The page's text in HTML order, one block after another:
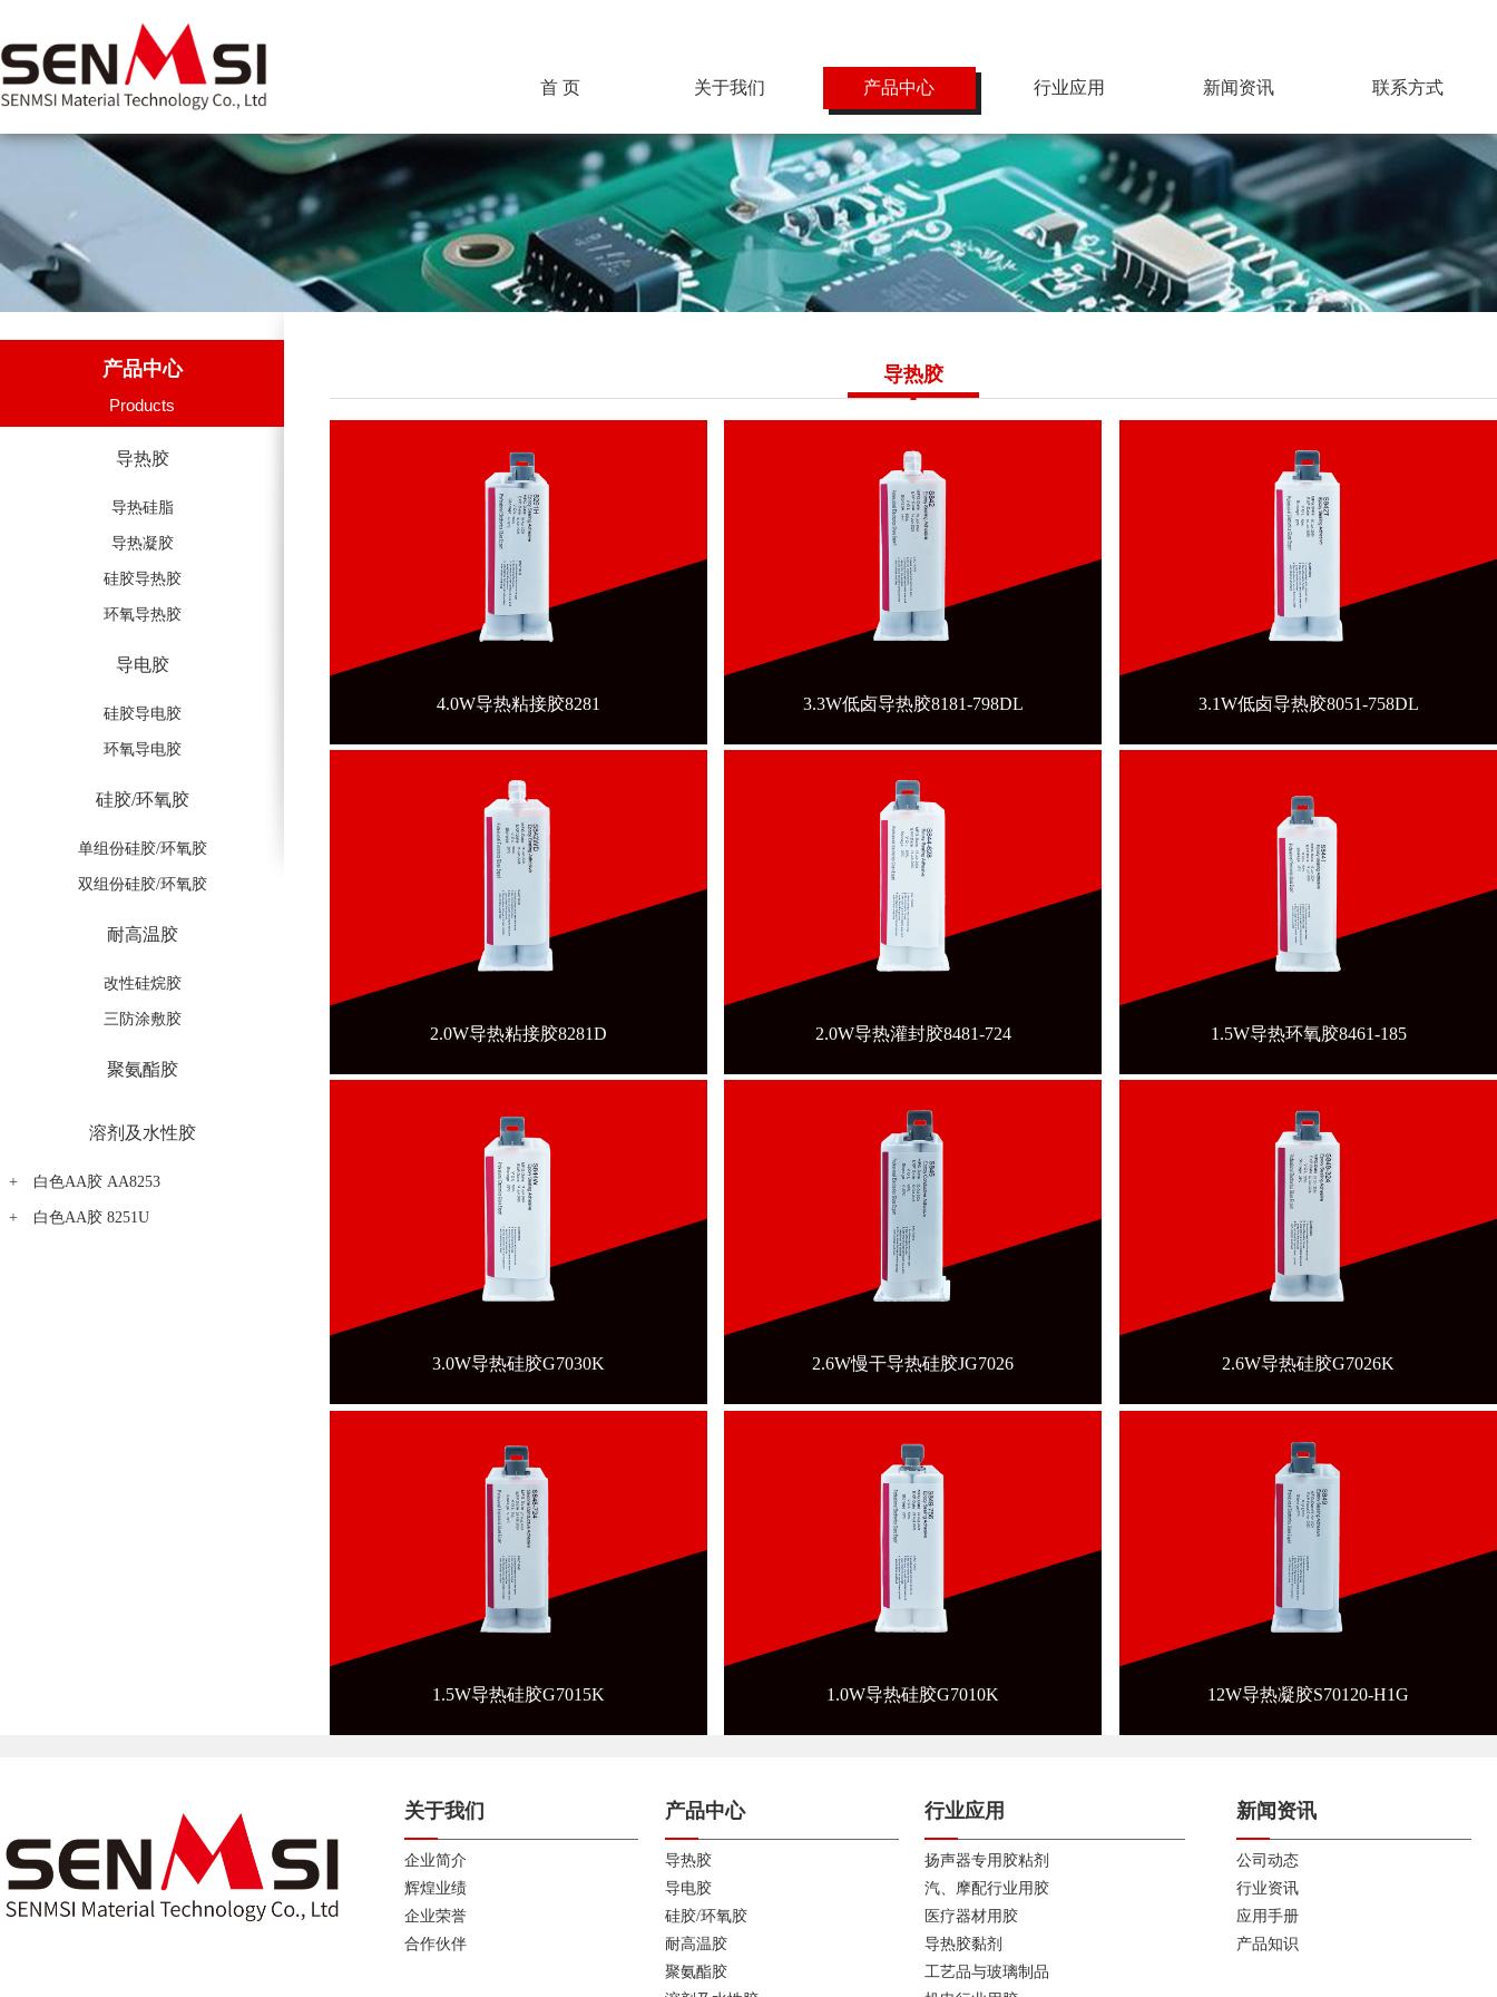
首 页 关于我们
辉煌业绩
企业荣誉
合作伙伴
产品中心
导电胶
硅胶/环氧胶
耐高温胶
聚氨酯胶
溶剂及水性胶
行业应用 新闻资讯
行业资讯
应用手册
产品知识
联系方式
产品中心
Products
导热胶
导热硅脂
导热凝胶
硅胶导热胶
环氧导热胶
导电胶
硅胶导电胶
环氧导电胶
硅胶/环氧胶
单组份硅胶/环氧胶
双组份硅胶/环氧胶
耐高温胶
改性硅烷胶
三防涂敷胶
聚氨酯胶
溶剂及水性胶
白色AA胶 AA8253
白色AA胶 8251U
导热胶
4.0W导热粘接胶8281 3.3W低卤导热胶8181-798DL 3.1W低卤导热胶8051-758DL
2.0W导热粘接胶8281D 2.0W导热灌封胶8481-724 1.5W导热环氧胶8461-185
3.0W导热硅胶G7030K 2.6W慢干导热硅胶JG7026 2.6W导热硅胶G7026K
1.5W导热硅胶G7015K 1.0W导热硅胶G7010K 12W导热凝胶S70120-H1G
关于我们
企业简介
辉煌业绩
企业荣誉
合作伙伴
产品中心
导热胶
导电胶
硅胶/环氧胶
耐高温胶
聚氨酯胶
行业应用
扬声器专用胶粘剂
汽、摩配行业用胶
医疗器材用胶
导热胶黏剂
工艺品与玻璃制品
新闻资讯
公司动态
行业资讯
应用手册
产品知识